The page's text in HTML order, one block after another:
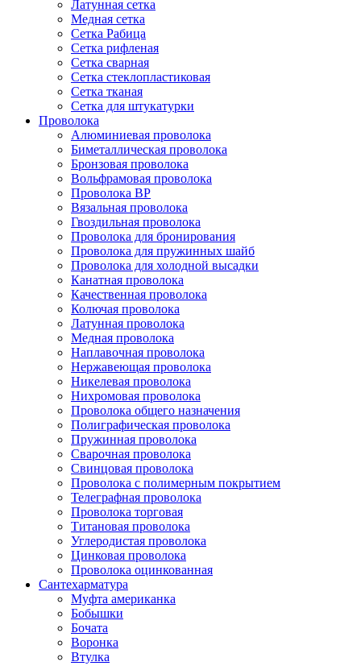
Латунная сетка
Медная сетка
Сетка Рабица
Сетка рифленая
Сетка сварная
Сетка стеклопластиковая
Сетка тканая
Сетка для штукатурки
Проволока
Алюминиевая проволока
Биметаллическая проволока
Бронзовая проволока
Вольфрамовая проволока
Проволока ВР
Вязальная проволока
Гвоздильная проволока
Проволока для бронирования
Проволока для пружинных шайб
Проволока для холодной высадки
Канатная проволока
Качественная проволока
Колючая проволока
Латунная проволока
Медная проволока
Наплавочная проволока
Нержавеющая проволока
Никелевая проволока
Нихромовая проволока
Проволока общего назначения
Полиграфическая проволока
Пружинная проволока
Сварочная проволока
Свинцовая проволока
Проволока с полимерным покрытием
Телеграфная проволока
Проволока торговая
Титановая проволока
Углеродистая проволока
Цинковая проволока
Проволока оцинкованная
Сантехарматура
Муфта американка
Бобышки
Бочата
Воронка
Втулка